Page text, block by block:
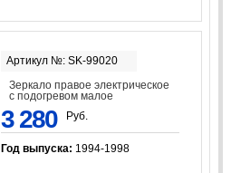
Артикул №: SK-99020
Зеркало правое электрическое
с подогревом малое
3 280 Руб.
Год выпуска: 1994-1998